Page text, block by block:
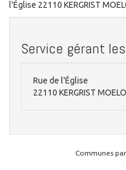
l'Église 22110 KERGRIST
Service gérant
Rue de l'Église
22110 KERGRIST
Communes